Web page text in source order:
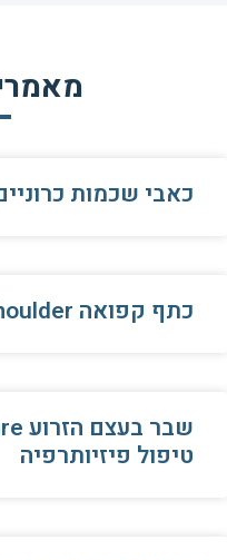
כאבי שכמות
כתף קפואה Frozen Shoulder
טיפול פיזיותרפיה